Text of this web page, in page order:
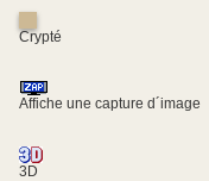
Crypté
Affiche une capture d´image
3D